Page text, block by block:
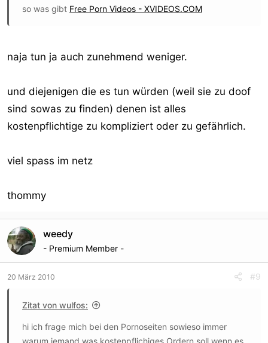
so was gibt Free Porn Videos - XVIDEOS.COM
naja tun ja auch zunehmend weniger.
und diejenigen die es tun würden (weil sie zu doof
sind sowas zu finden) denen ist alles
kostenpflichtige zu kompliziert oder zu gefährlich.
viel spass im netz
thommy
weedy
- Premium Member -
20 März 2010 #9
Zitat von wulfos:
hi ich frage mich bei den Pornoseiten sowieso immer
warum jemand was kostenpflichiges Ordern soll wenn es